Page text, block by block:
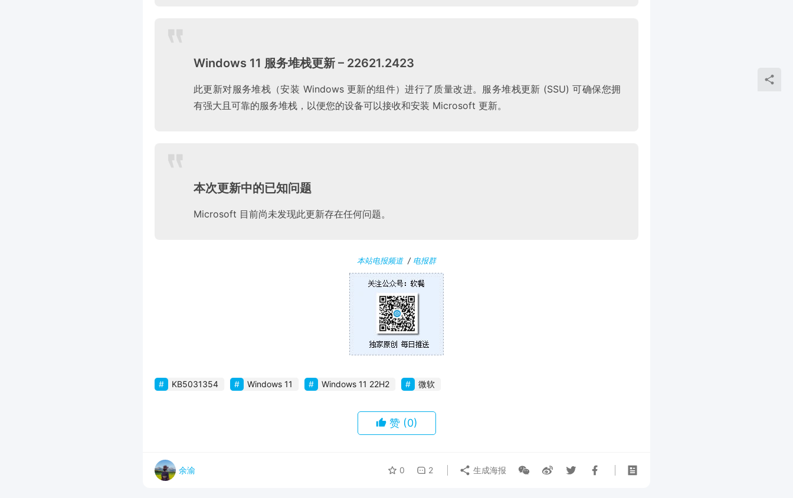
Windows 11 服务堆栈更新 – 22621.2423
此更新对服务堆栈（安装 Windows 更新的组件）进行了质量改进。服务堆栈更新 (SSU) 可确保您拥
有强大且可靠的服务堆栈，以便您的设备可以接收和安装 Microsoft 更新。
本次更新中的已知问题
Microsoft 目前尚未发现此更新存在任何问题。
本站电报频道/ 电报群
KB5031354 Windows 11 Windows 11 22H2 微软
赞 (0)
余渝 0 2 生成海报